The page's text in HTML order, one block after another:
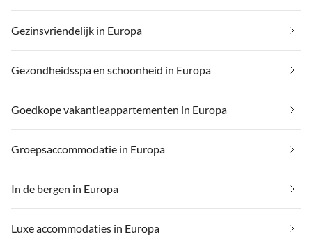
Gezinsvriendelijk in Europa
Gezondheidsspa en schoonheid in Europa
Goedkope vakantieappartementen in Europa
Groepsaccommodatie in Europa
In de bergen in Europa
Luxe accommodaties in Europa